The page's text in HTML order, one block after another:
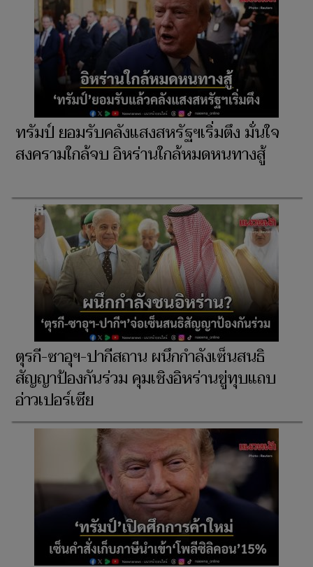
ทรัมป์ ยอมรับคลังแสงสหรัฐฯเริ่มตึง มั่นใจ
สงครามใกล้จบ อิหร่านใกล้หมดหนทางสู้
ตุรกี-ซาอุฯ-ปากีสถาน ผนึกกำลังเซ็นสนธิ
สัญญาป้องกันร่วม คุมเชิงอิหร่านขู่ทุบแถบ
อ่าวเปอร์เซีย